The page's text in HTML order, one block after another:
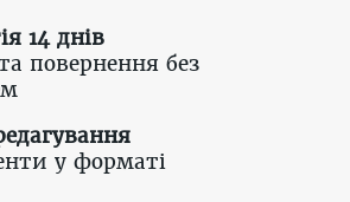
14 днів
повернення без
у форматі